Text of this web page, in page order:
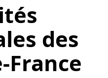
des
France